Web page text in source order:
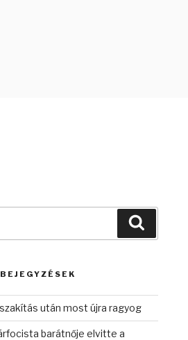
után most újra ragyog
barátnője elvitte a